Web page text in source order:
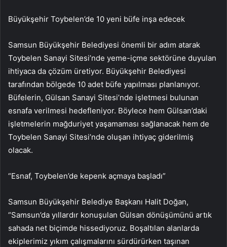
Büyükşehir Toybelen’de 10 yeni büfe inşa edecek
Samsun Büyükşehir Belediyesi önemli bir adım atarak
Toybelen Sanayi Sitesi’nde yeme-içme sektörüne duyulan
ihtiyaca da çözüm üretiyor. Büyükşehir Belediyesi
tarafından bölgede 10 adet büfe yapılması planlanıyor.
Büfelerin, Gülsan Sanayi Sitesi’nde işletmesi bulunan
esnafa verilmesi hedefleniyor. Böylece hem Gülsan’daki
işletmelerin mağduriyet yaşamaması sağlanacak hem de
Toybelen Sanayi Sitesi’nde oluşan ihtiyaç giderilmiş
olacak.
“Esnaf, Toybelen’de kepenk açmaya başladı”
Samsun Büyükşehir Belediye Başkanı Halit Doğan,
“Samsun’da yıllardır konuşulan Gülsan dönüşümünü artık
sahada net biçimde hissediyoruz. Boşaltılan alanlarda
ekiplerimiz yıkım çalışmalarını sürdürürken taşınan